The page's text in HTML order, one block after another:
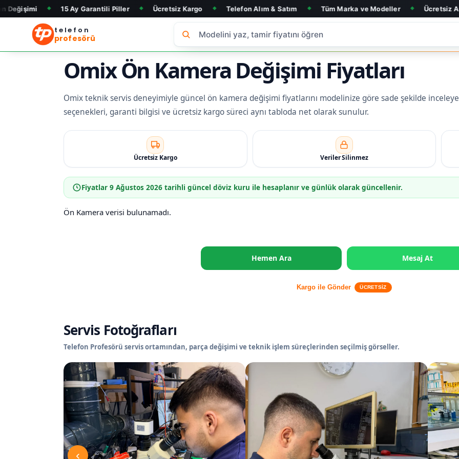
◆ 15 Ay Garantili Piller ◆ Ücretsiz Kargo ◆ Telefon Alım & Satım ◆ Tüm Marka ve Modeller ◆ Ücretsiz Arıza Tespit
telefon
profesörü
Omix Ön Kamera Değişimi Fiyatları
Omix teknik servis deneyimiyle güncel ön kamera değişimi fiyatlarını modelinize göre sade şekilde
seçenekleri, garanti bilgisi ve ücretsiz kargo süreci aynı tabloda net olarak sunulur.
Ücretsiz Kargo Veriler Silinmez
Fiyatlar 9 Ağustos 2026 tarihli güncel döviz kuru ile hesaplanır ve günlük olarak güncellenir.
Ön Kamera verisi bulunamadı.
Hemen Ara Mesaj At
Kargo ile Gönder ÜCRETSİZ
Servis Fotoğrafları
Telefon Profesörü servis ortamından, parça değişimi ve teknik işlem süreçlerinden seçilmiş görseller.
‹